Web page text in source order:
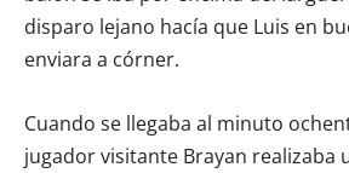
disparo lejano hacía que Luis en
enviara a córner.
Cuando se llegaba al minuto
jugador visitante Brayan realizaba